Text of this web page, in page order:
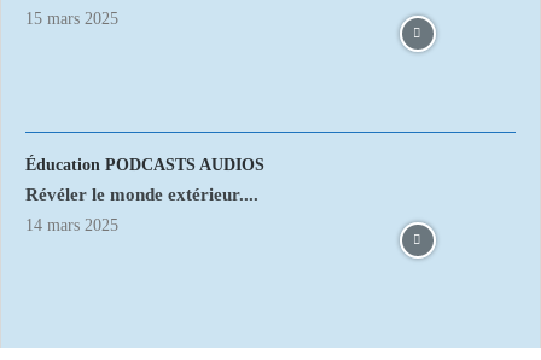
15 mars 2025
Éducation PODCASTS AUDIOS
Révéler le monde extérieur....
14 mars 2025